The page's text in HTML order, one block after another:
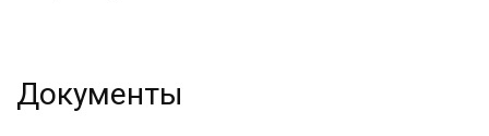
Документы